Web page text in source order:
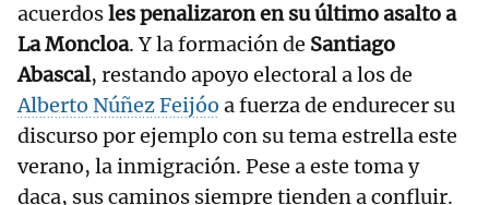
acuerdosles penalizaron en su último asalto a
La Moncloa. Y la formación de Santiago
Abascal, restando apoyo electoral a los de
Alberto Núñez Feijóo a fuerza de endurecer su
discurso por ejemplo con su tema estrella este
verano, la inmigración. Pese a este toma y
daca, sus caminos siempre tienden a confluir.